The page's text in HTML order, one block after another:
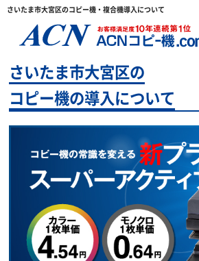
さいたま市大宮区のコピー機・複合機導入について
HOME
プランのご紹介
保守サービス
コピー機あれこれ
コピー機に関すること
よくあるご質問
独立・開業支援プラン
さいたま市大宮区の
コピー機の導入について